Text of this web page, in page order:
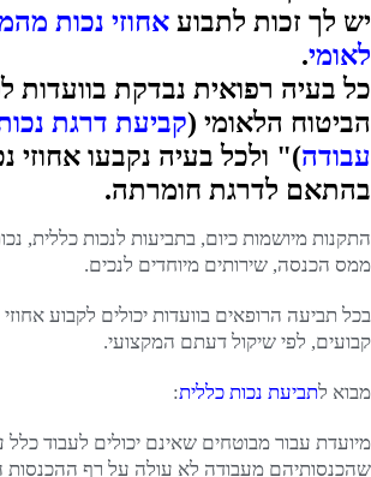
יש לך זכות לתבוע אחוזי נכות
לאומי.
כל בעיה רפואית נבדקת בוועדות
הביטוח הלאומי (קביעת דרגת
עבודה)" ולכל בעיה נקבעו אחוזי
בהתאם לדרגת חומרתה.
התקנות מיושמות כיום, בתביעות לנכות כללית,
ממס הכנסה, שירותים מיוחדים לנכים.
בכל תביעה הרופאים בוועדות יכולים לקבוע אחוזי
קבועים, לפי שיקול דעתם המקצועי.
מבוא לתביעת נכות כללית:
מיועדת עבור מבוטחים שאינם יכולים לעבוד כלל
שהכנסותיהם מעבודה לא עולה על רף ההכנסות